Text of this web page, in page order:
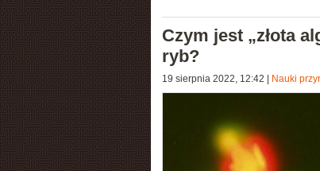
Czym jest „złota
ryb?
19 sierpnia 2022, 12:42 Nauki